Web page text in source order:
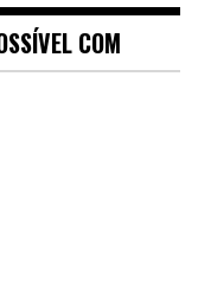
COM